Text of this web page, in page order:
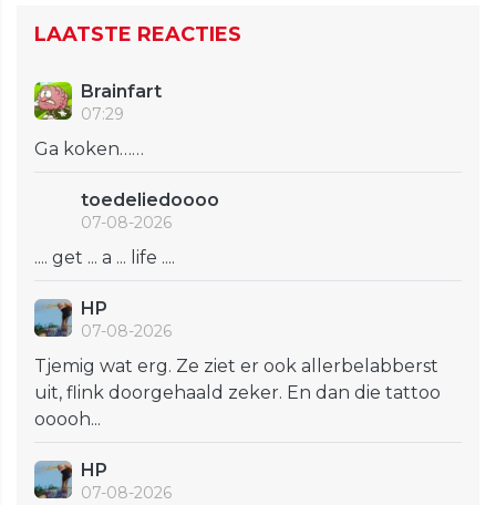
LAATSTE REACTIES
Brainfart
07:29
Ga koken……
toedeliedoooo
07-08-2026
.... get ... a ... life ....
HP
07-08-2026
Tjemig wat erg. Ze ziet er ook allerbelabberst
uit, flink doorgehaald zeker. En dan die tattoo
ooooh...
HP
07-08-2026